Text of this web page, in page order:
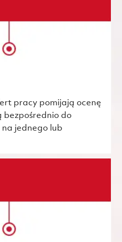
pracy pomijają ocenę
bezpośrednio do
jednego lub